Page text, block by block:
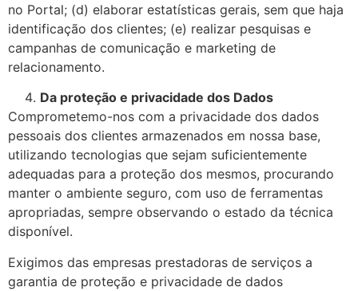
no Portal; (d) elaborar estatísticas gerais, sem que haja
identificação dos clientes; (e) realizar pesquisas e
campanhas de comunicação e marketing de
relacionamento.
Da proteção e privacidade dos Dados
Comprometemo-nos com a privacidade dos dados
pessoais dos clientes armazenados em nossa base,
utilizando tecnologias que sejam suficientemente
adequadas para a proteção dos mesmos, procurando
manter o ambiente seguro, com uso de ferramentas
apropriadas, sempre observando o estado da técnica
disponível.
Exigimos das empresas prestadoras de serviços a
garantia de proteção e privacidade de dados